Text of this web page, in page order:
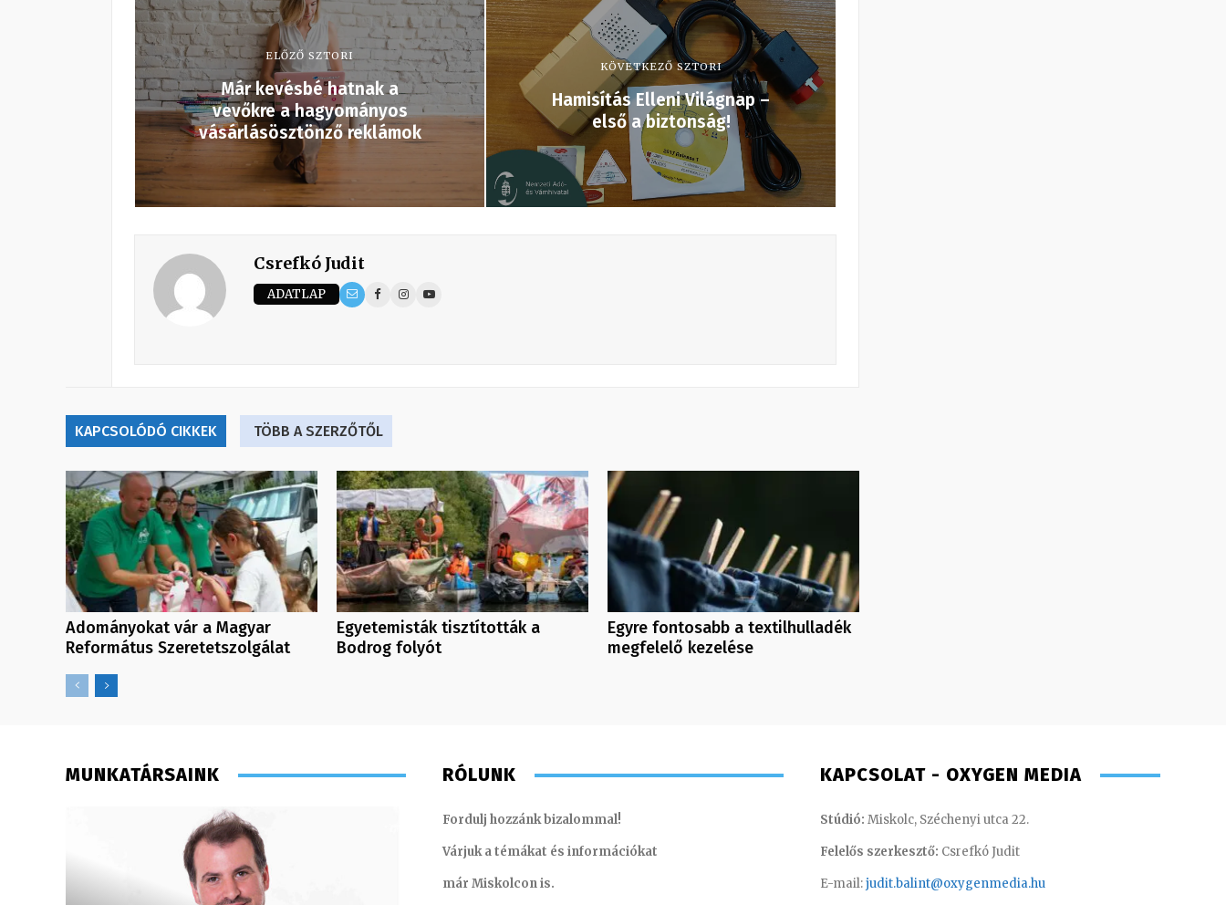
ELŐZŐ SZTORI
Már kevésbé hatnak a
vevőkre a hagyományos
vásárlásösztönző reklámok
KÖVETKEZŐ SZTORI
Hamisítás Elleni Világnap –
első a biztonság!
Csrefkó Judit
ADATLAP
KAPCSOLÓDÓ CIKKEK TÖBB A SZERZŐTŐL
Adományokat vár a Magyar
Református Szeretetszolgálat
Egyetemisták tisztították a
Bodrog folyót
Egyre fontosabb a textilhulladék
megfelelő kezelése
MUNKATÁRSAINK RÓLUNK
Fordulj hozzánk bizalommal!
Várjuk a témákat és információkat
már Miskolcon is.
KAPCSOLAT - OXYGEN MEDIA
Stúdió: Miskolc, Széchenyi utca 22.
Felelős szerkesztő: Csrefkó Judit
E-mail:judit.balint@oxygenmedia.hu